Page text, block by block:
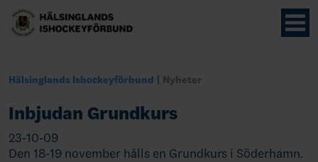
Hälsinglands Ishockeyförbund Nyheter
Inbjudan Grundkurs
23-10-09
Den 18-19 november hålls en Grundkurs i Söderhamn.